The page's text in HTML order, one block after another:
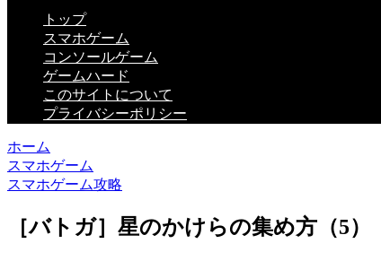
トップ
スマホゲーム
コンソールゲーム
ゲームハード
このサイトについて
プライバシーポリシー
ホーム
スマホゲーム
スマホゲーム攻略
［バトガ］星のかけらの集め方（5）